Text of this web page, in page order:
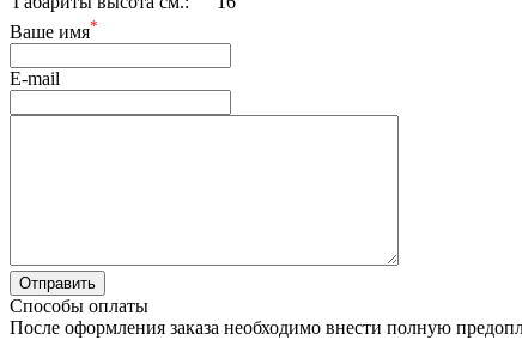
Ваше имя*
E-mail
Способы оплаты
После оформления заказа необходимо внести полную